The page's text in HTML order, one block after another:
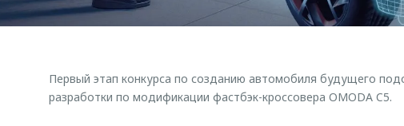
Первый этап конкурса по созданию автомобиля будущего
разработки по модификации фастбэк-кроссовера OMODA C5.